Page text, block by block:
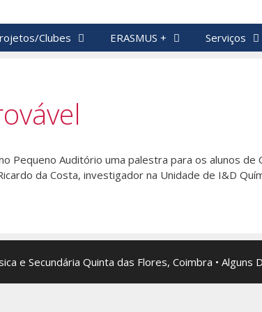
Clubes ERASMUS + Serviços
Auditório uma palestra para os alunos de
da Costa, investigador na Unidade de I&D
e Secundária Quinta das Flores, Coimbra • Alguns